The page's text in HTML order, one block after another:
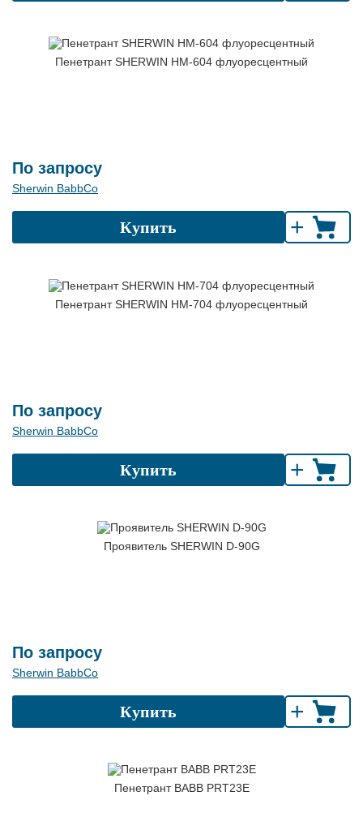
Пенетрант SHERWIN HM-604 флуоресцентный
По запросу
Sherwin BabbCo
Купить +
Пенетрант SHERWIN HM-704 флуоресцентный
По запросу
Sherwin BabbCo
Купить +
Проявитель SHERWIN D-90G
По запросу
Sherwin BabbCo
Купить +
Пенетрант BABB PRT23E